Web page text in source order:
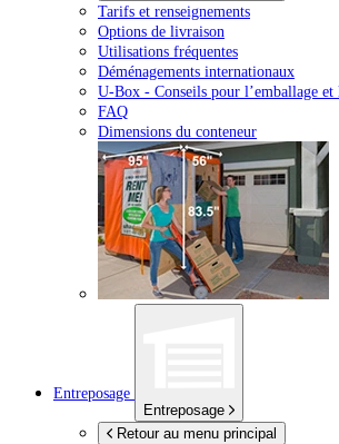
Tarifs et renseignements
Options de livraison
Utilisations fréquentes
Déménagements internationaux
U-Box - Conseils pour l’emballage
FAQ
Dimensions du conteneur
Entreposage
Entreposage
Retour au menu principal